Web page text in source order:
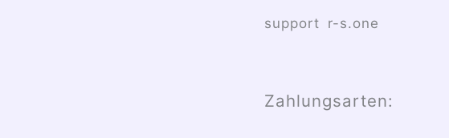
support r-s.one
Zahlungsarten: